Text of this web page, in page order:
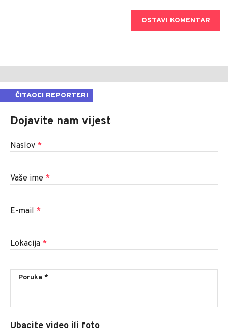
OSTAVI KOMENTAR
ČITAOCI REPORTERI
Dojavite nam vijest
Naslov *
Vaše ime *
E-mail *
Lokacija *
Ubacite video ili foto